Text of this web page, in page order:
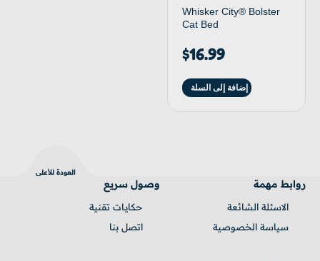
Whisker City® Bolster
Cat Bed
$16.99
إضافة إلى السلة
العودة للأعلى
روابط مهمة
الاسئلة الشائعة
سياسة الخصوصية
وصول سريع
حكايـات تقنية
اتصل بنا